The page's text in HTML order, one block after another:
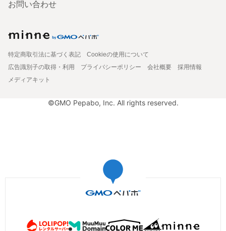
お問い合わせ
特定商取引法に基づく表記
Cookieの使用について
広告識別子の取得・利用
プライバシーポリシー 会社概要
採用情報
メディアキット
©GMO Pepabo, Inc. All rights reserved.